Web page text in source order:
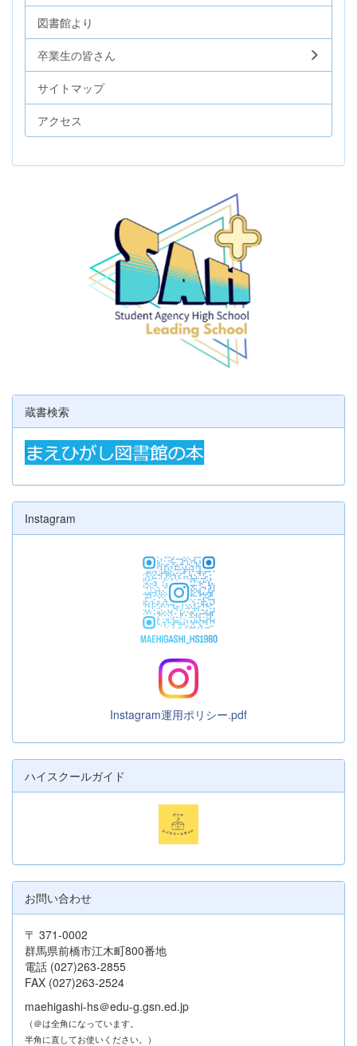
図書館より
卒業生の皆さん
サイトマップ
アクセス
蔵書検索
Instagram
Instagram運用ポリシー.pdf
ハイスクールガイド
お問い合わせ
〒 371-0002
群馬県前橋市江木町800番地
電話 (027)263-2855
FAX (027)263-2524
maehigashi-hs＠edu-g.gsn.ed.jp
（＠は全角になっています。
半角に直してお使いください。）